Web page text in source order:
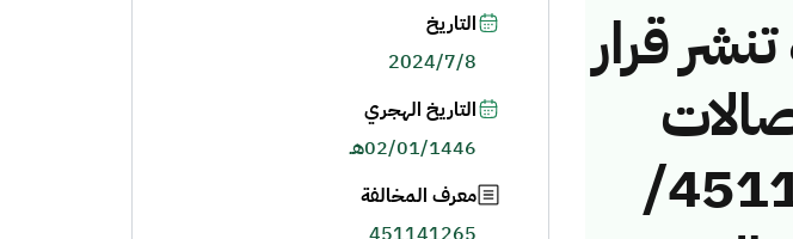
قرار
وتقنية المعلومات رقم (451141265/
التاريخ
2024/7/8
التاريخ الهجري
02/01/1446هـ
معرف المخالفة